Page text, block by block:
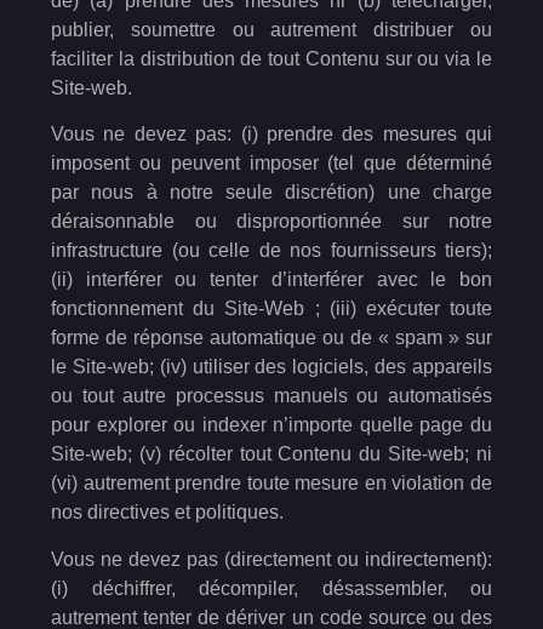
publier, soumettre ou autrement distribuer ou
faciliter la distribution de tout Contenu sur ou via le
Site-web.
Vous ne devez pas: (i) prendre des mesures qui
imposent ou peuvent imposer (tel que déterminé
par nous à notre seule discrétion) une charge
déraisonnable ou disproportionnée sur notre
infrastructure (ou celle de nos fournisseurs tiers);
(ii) interférer ou tenter d’interférer avec le bon
fonctionnement du Site-Web ; (iii) exécuter toute
forme de réponse automatique ou de « spam » sur
le Site-web; (iv) utiliser des logiciels, des appareils
ou tout autre processus manuels ou automatisés
pour explorer ou indexer n’importe quelle page du
Site-web; (v) récolter tout Contenu du Site-web; ni
(vi) autrement prendre toute mesure en violation de
nos directives et politiques.
Vous ne devez pas (directement ou indirectement):
(i) déchiffrer, décompiler, désassembler, ou
autrement tenter de dériver un code source ou des